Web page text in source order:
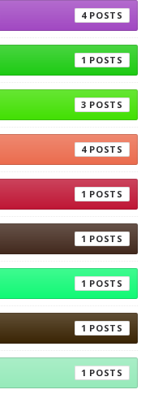
4
1
3
4
1
1
1
1
1